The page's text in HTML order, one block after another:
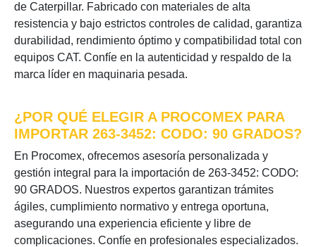
de Caterpillar. Fabricado con materiales de alta
resistencia y bajo estrictos controles de calidad, garantiza
durabilidad, rendimiento óptimo y compatibilidad total con
equipos CAT. Confíe en la autenticidad y respaldo de la
marca líder en maquinaria pesada.
¿POR QUÉ ELEGIR A PROCOMEX PARA
IMPORTAR 263-3452: CODO: 90 GRADOS?
En Procomex, ofrecemos asesoría personalizada y
gestión integral para la importación de 263-3452: CODO:
90 GRADOS. Nuestros expertos garantizan trámites
ágiles, cumplimiento normativo y entrega oportuna,
asegurando una experiencia eficiente y libre de
complicaciones. Confíe en profesionales especializados.